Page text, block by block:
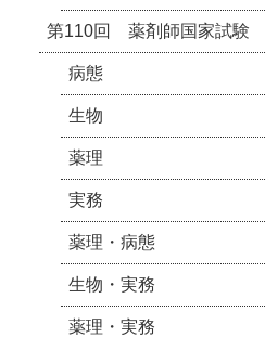
第110回 薬剤師国家試験
病態
生物
薬理
実務
薬理・病態
生物・実務
薬理・実務